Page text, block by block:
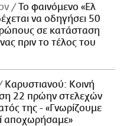
Το φαινόμενο «Ελ
να οδηγήσει 50
σε κατάσταση
πριν το τέλος του
Καρυστιανού: Κοινή
22 πρώην στελεχών
της - «Γνωρίζουμε
αποχωρήσαμε»